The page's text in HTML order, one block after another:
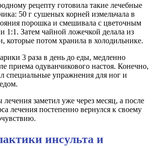
рецепту готовила такие лечебные
50 г сушеных корней измельчала в
порошка и смешивала с цветочным
1:1. Затем чайной ложечкой делала из
которые потом хранила в холодильнике.
3 раза в день до еды, медленно
приема одуванчикового настоя. Конечно,
специальные упражнения для ног и
лечения заметил уже через месяц, а после
лечения постепенно вернулся к своему
инсульта и